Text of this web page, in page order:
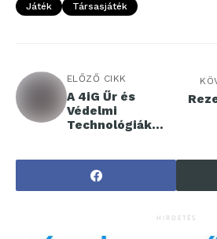
Játék Társasjáték
ELŐZŐ CIKK
A 4iG Űr és
Védelmi
Technológiák
műholdpálya-
használati
szerződést írt
HIRDETÉS